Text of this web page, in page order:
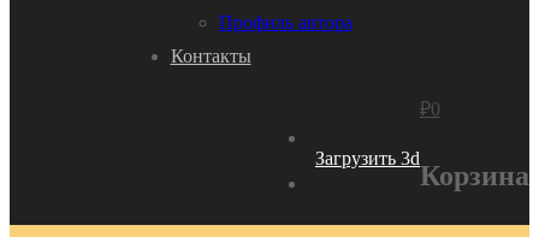
Профиль автора
Контакты
Загрузить 3d
₽0
Корзина